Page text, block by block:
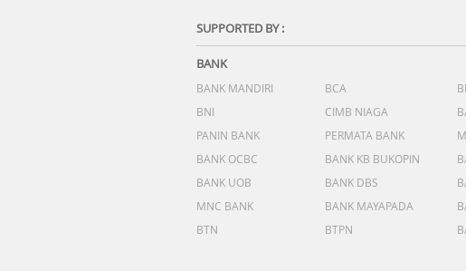
SUPPORTED BY :
BANK
BANK MANDIRI BCA
BNI
CIMB NIAGA
PANIN BANK
PERMATA BANK
BANK OCBC
BANK KB BUKOPIN
BANK UOB
BANK DBS
MNC BANK
BANK MAYAPADA
BTN
BTPN